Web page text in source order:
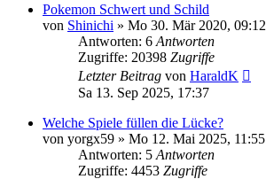
Pokemon Schwert und Schild
von Shinichi » Mo 30. Mär 2020, 09:12
Antworten: 6 Antworten
Zugriffe: 20398 Zugriffe
Letzter Beitrag von HaraldK
Sa 13. Sep 2025, 17:37
Welche Spiele füllen die Lücke?
von yorgx59 » Mo 12. Mai 2025, 11:55
Antworten: 5 Antworten
Zugriffe: 4453 Zugriffe